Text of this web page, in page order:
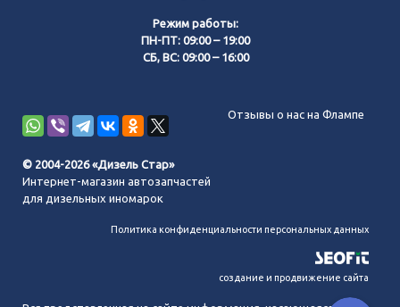
Режим работы:
ПН-ПТ: 09:00 – 19:00
СБ, ВС: 09:00 – 16:00
Отзывы о нас на Флампе
© 2004-2026 «Дизель Стар»
Интернет-магазин автозапчастей
для дизельных иномарок
Политика конфиденциальности персональных данных
создание и продвижение сайта